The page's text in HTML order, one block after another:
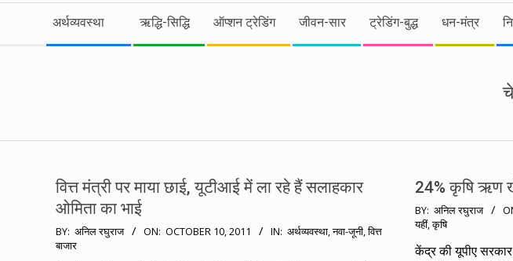
अर्थकाम।।
FINANCIALLY
CLEVER!
Secondary
अर्थव्यवस्था ऋद्धि-सिद्धि ऑप्शन ट्रेडिंग जीवन-सार ट्रेडिंग-बुद्ध धन-मंत्र
वित्त मंत्री पर माया छाई, यूटीआई में ला रहे हैं सलाहकार
ओमिता का भाई
2011-
10-
BY: अनिल रघुराज ON: OCTOBER 10, 2011 IN: अर्थव्यवस्था,नवा-जूनी,वित्त
बाजार
24% कृषि ऋण
2011-
08-
26
BY: अनिल रघुराज
यहीं,कृषि
केंद्र की यूपीए